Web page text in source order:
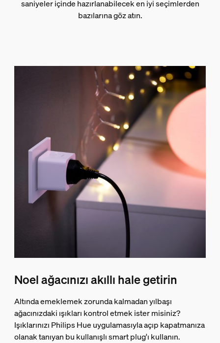
saniyeler içinde hazırlanabilecek en iyi seçimlerden
bazılarına göz atın.
Noel ağacınızı akıllı hale getirin
Altında emeklemek zorunda kalmadan yılbaşı
ağacınızdaki ışıkları kontrol etmek ister misiniz?
Işıklarınızı Philips Hue uygulamasıyla açıp kapatmanıza
olanak tanıyan bu kullanışlı smart plug'ı kullanın.